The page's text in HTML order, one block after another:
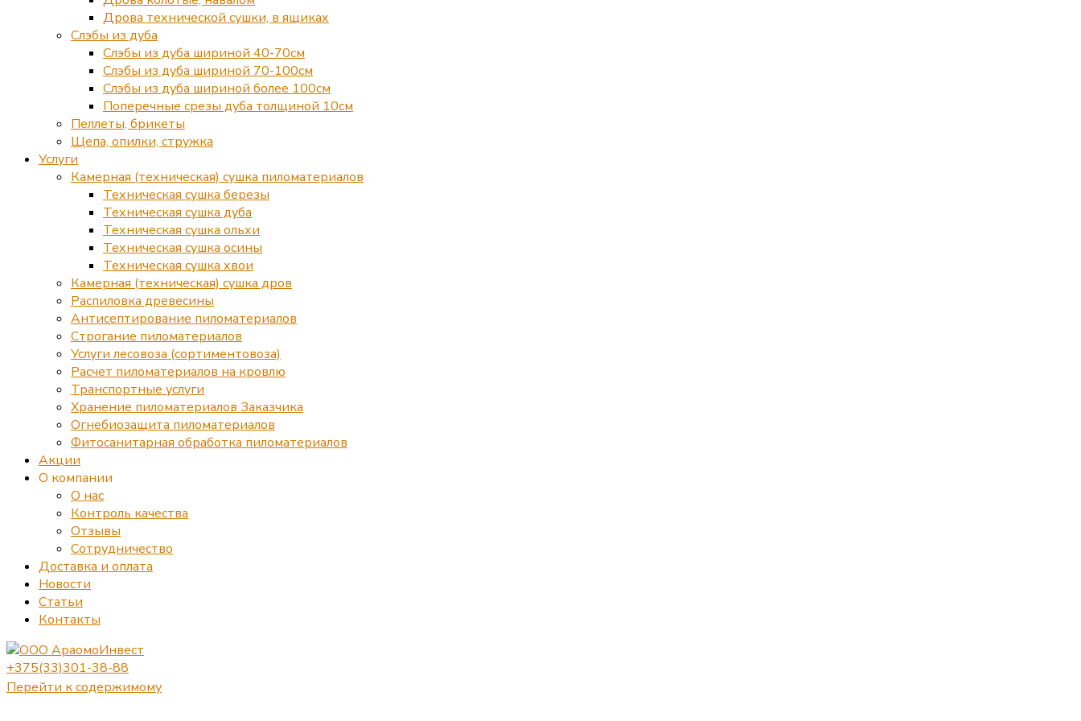
Дрова технической сушки, в ящиках
Слэбы из дуба
Слэбы из дуба шириной 40-70см
Слэбы из дуба шириной 70-100см
Слэбы из дуба шириной более 100см
Поперечные срезы дуба толщиной 10см
Пеллеты, брикеты
Щепа, опилки, стружка
Услуги
Камерная (техническая) сушка пиломатериалов
Техническая сушка березы
Техническая сушка дуба
Техническая сушка ольхи
Техническая сушка осины
Техническая сушка хвои
Камерная (техническая) сушка дров
Распиловка древесины
Антисептирование пиломатериалов
Строгание пиломатериалов
Услуги лесовоза (сортиментовоза)
Расчет пиломатериалов на кровлю
Транспортные услуги
Хранение пиломатериалов Заказчика
Огнебиозащита пиломатериалов
Фитосанитарная обработка пиломатериалов
Акции
О компании
О нас
Контроль качества
Отзывы
Сотрудничество
Доставка и оплата
Новости
Статьи
Контакты
+375(33)301-38-88
Перейти к содержимому